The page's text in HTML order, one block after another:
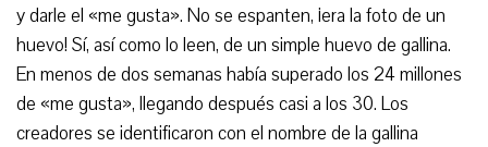
y darle el «me gusta». No se espanten, ¡era la foto de un
huevo! Sí, así como lo leen, de un simple huevo de gallina.
En menos de dos semanas había superado los 24 millones
de «me gusta», llegando después casi a los 30. Los
creadores se identificaron con el nombre de la gallina